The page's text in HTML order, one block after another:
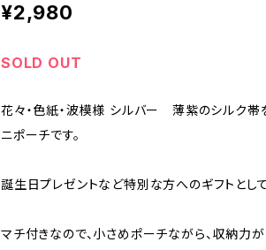
¥2,980
SOLD OUT
花々・色紙・波模様 シルバー 薄紫のシルク帯
ニポーチです。
誕生日プレゼントなど特別な方へのギフトとし
マチ付きなので、小さめポーチながら、収納力が